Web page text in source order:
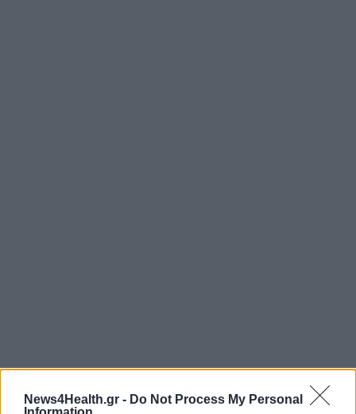
News4Health.gr - Do Not Process My Personal